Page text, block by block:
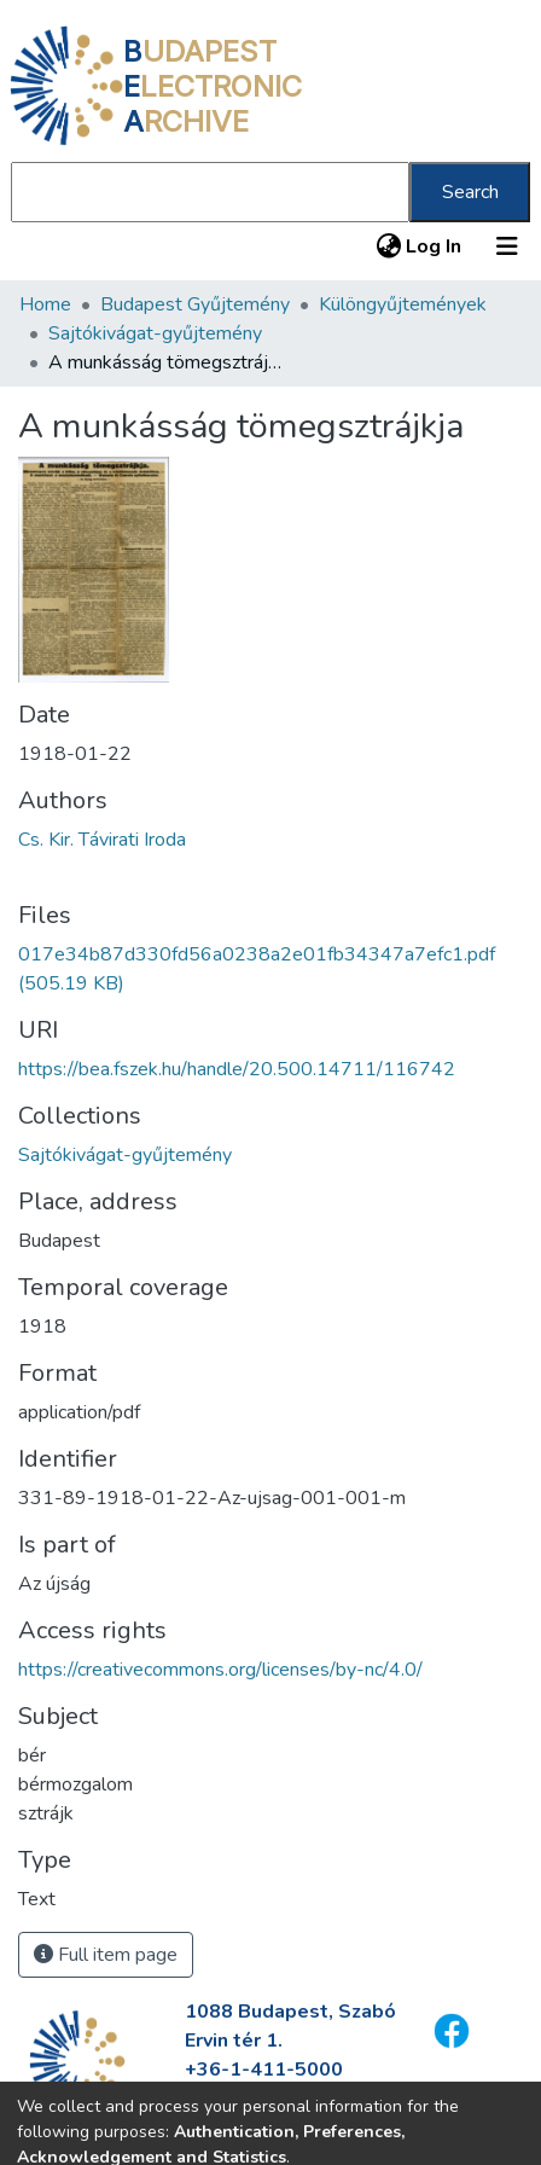
BUDAPEST
ELECTRONIC
ARCHIVE
Search
Log In (current)
Communities & Collections
All of DSpace
About us
Home Budapest Gyűjtemény
Különgyűjtemények
Sajtókivágat-gyűjtemény
A munkásság tömegsztrájkja
A munkásság tömegsztrájkja
Date
1918-01-22
Authors
Cs. Kir. Távirati Iroda
Files
017e34b87d330fd56a0238a2e01fb34347a7efc1.pdf
(505.19 KB)
URI
https://bea.fszek.hu/handle/20.500.14711/116742
Collections
Sajtókivágat-gyűjtemény
Place, address
Budapest
Temporal coverage
1918
Format
application/pdf
Identifier
331-89-1918-01-22-Az-ujsag-001-001-m
Is part of
Az újság
Access rights
https://creativecommons.org/licenses/by-nc/4.0/
Subject
bér
bérmozgalom
sztrájk
Type
Text
Full item page
1088 Budapest, Szabó
Ervin tér 1.
+36-1-411-5000
info@fszek.hu
https://fszek.hu
We collect and process your personal information for the
following purposes: Authentication, Preferences,
Acknowledgement and Statistics.